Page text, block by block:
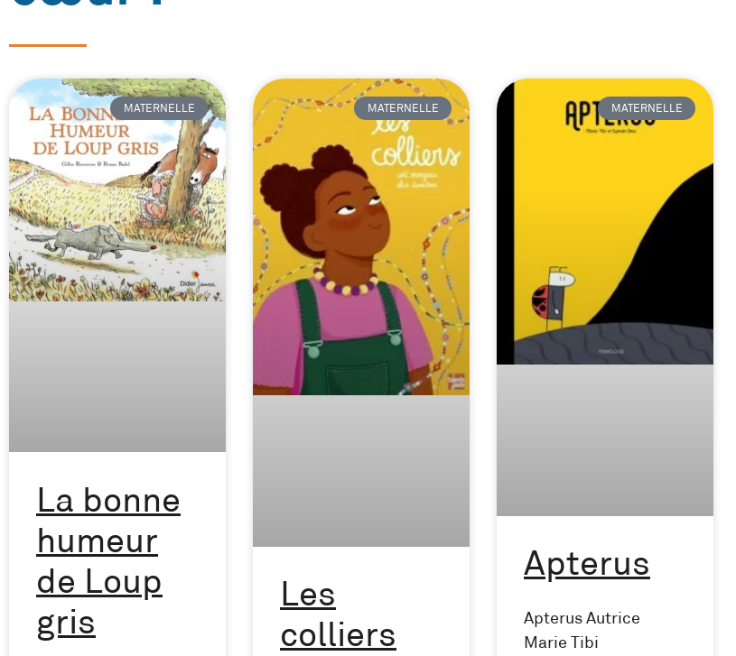
MATERNELLE
La bonne
humeur
de Loup
gris
MATERNELLE
Les
colliers
MATERNELLE
Apterus
Apterus Autrice
Marie Tibi